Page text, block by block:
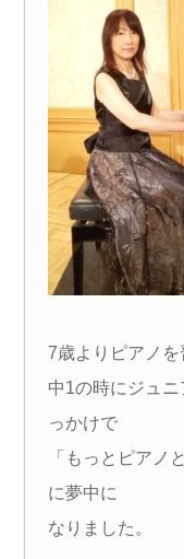
7歳よりピアノを
中1の時にジュ
っかけで
「もっとピアノ
に夢中に
なりました。